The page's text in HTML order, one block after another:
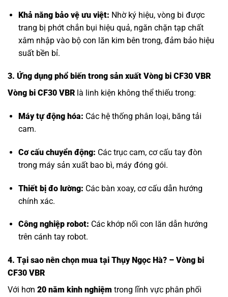
Khả năng bảo vệ ưu việt: Nhờ ký hiệu, vòng bi được
trang bị phớt chắn bụi hiệu quả, ngăn chặn tạp chất
xâm nhập vào bộ con lăn kim bên trong, đảm bảo hiệu
suất bền bỉ.
3. Ứng dụng phổ biến trong sản xuất Vòng bi CF30 VBR
Vòng bi CF30 VBR là linh kiện không thể thiếu trong:
Máy tự động hóa: Các hệ thống phân loại, băng tải
cam.
Cơ cấu chuyển động: Các trục cam, cơ cấu tay đòn
trong máy sản xuất bao bì, máy đóng gói.
Thiết bị đo lường: Các bàn xoay, cơ cấu dẫn hướng
chính xác.
Công nghiệp robot: Các khớp nối con lăn dẫn hướng
trên cánh tay robot.
4. Tại sao nên chọn mua tại Thụy Ngọc Hà? – Vòng bi
CF30 VBR
Với hơn 20 năm kinh nghiệm trong lĩnh vực phân phối